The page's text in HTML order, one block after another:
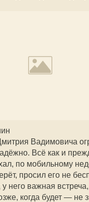
Вадимовича
Всё как и
по мобильному
просил его не
него важная
когда будет — не